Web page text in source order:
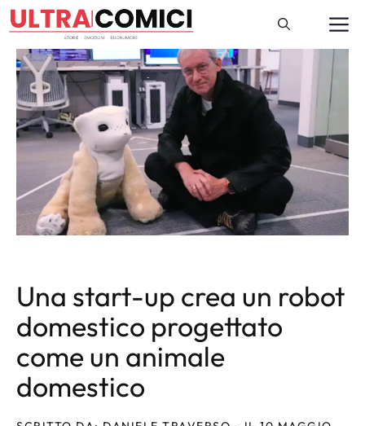
Vai
al
contenuto
Una start-up crea un robot
domestico progettato
come un animale
domestico